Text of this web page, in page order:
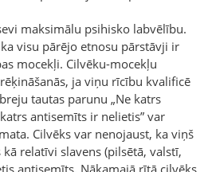
maksimālu psihisko labvēlību.
visu pārējo etnosu pārstāvji ir
mocekļi. Cilvēku-mocekļu
ja viņu rīcību kvalificē
tautas parunu „Ne katrs
antisemīts ir nelietis” var
Cilvēks var nenojaust, ka viņš
relatīvi slavens (pilsētā, valstī,